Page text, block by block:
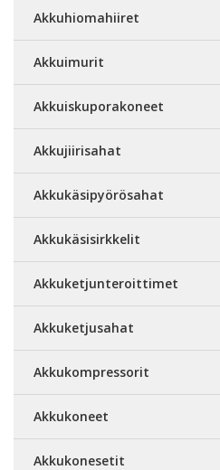
Akkuhiomahiiret
Akkuimurit
Akkuiskuporakoneet
Akkujiirisahat
Akkukäsipyörösahat
Akkukäsisirkkelit
Akkuketjunteroittimet
Akkuketjusahat
Akkukompressorit
Akkukoneet
Akkukonesetit